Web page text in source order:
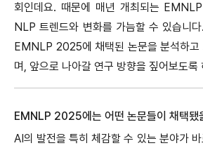
회인데요. 때문에 매년 개최되는
NLP 트렌드와 변화를 가늠할 수 있습니
EMNLP 2025에 채택된 논문을 분석하고
며, 앞으로 나아갈 연구 방향을 짚어보도록
EMNLP 2025에는 어떤 논문들이 채택됐
AI의 발전을 특히 체감할 수 있는 분야가